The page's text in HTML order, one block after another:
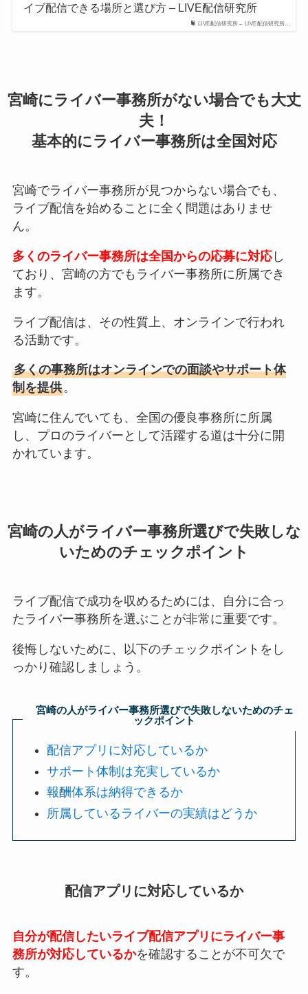
LIVE配信研究所 – LIVE配信研究所…
イブ配信できる場所と選び方 – LIVE配信研究所
宮崎にライバー事務所がない場合でも大丈
夫！
基本的にライバー事務所は全国対応
宮崎でライバー事務所が見つからない場合でも、
ライブ配信を始めることに全く問題はありませ
ん。
多くのライバー事務所は全国からの応募に対応し
ており、宮崎の方でもライバー事務所に所属でき
ます。
ライブ配信は、その性質上、オンラインで行われ
る活動です。
多くの事務所はオンラインでの面談やサポート体
制を提供。
宮崎に住んでいても、全国の優良事務所に所属
し、プロのライバーとして活躍する道は十分に開
かれています。
宮崎の人がライバー事務所選びで失敗しな
いためのチェックポイント
ライブ配信で成功を収めるためには、自分に合っ
たライバー事務所を選ぶことが非常に重要です。
後悔しないために、以下のチェックポイントをし
っかり確認しましょう。
宮崎の人がライバー事務所選びで失敗しないためのチェ
ックポイント
配信アプリに対応しているか
サポート体制は充実しているか
報酬体系は納得できるか
所属しているライバーの実績はどうか
配信アプリに対応しているか
自分が配信したいライブ配信アプリにライバー事
務所が対応しているかを確認することが不可欠で
す。